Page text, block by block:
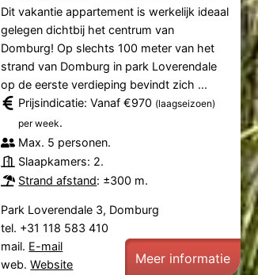
Dit vakantie appartement is werkelijk ideaal
gelegen dichtbij het centrum van
Domburg! Op slechts 100 meter van het
strand van Domburg in park Loverendale
op de eerste verdieping bevindt zich ...
Prijsindicatie: Vanaf €970 (laagseizoen)
per week.
Max. 5 personen.
Slaapkamers: 2.
Strand afstand: ±300 m.
Park Loverendale 3, Domburg
tel. +31 118 583 410
mail. E-mail
web.Website Meer informatie